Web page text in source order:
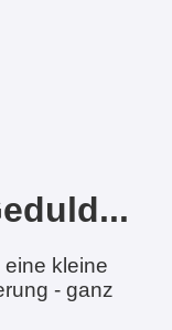
kleine
- ganz